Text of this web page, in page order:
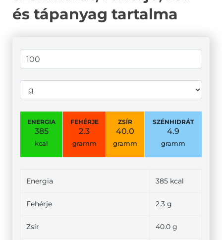
és tápanyag tartalma
ENERGIA
385
kcal
FEHÉRJE
2.3
gramm
ZSÍR
40.0
gramm
SZÉNHIDRÁT
4.9
gramm
Energia 385 kcal
Fehérje 2.3 g
Zsír 40.0 g